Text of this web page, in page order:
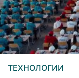
ТЕХНОЛОГИИ